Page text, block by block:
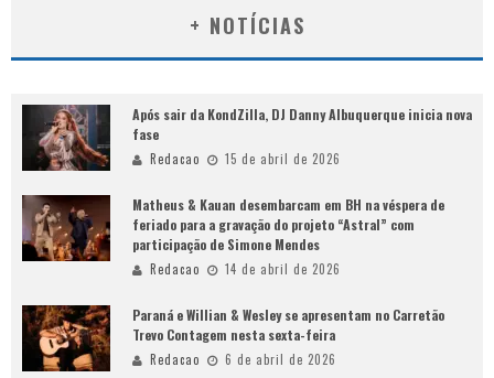
+ NOTÍCIAS
Após sair da KondZilla, DJ Danny Albuquerque inicia nova
fase
Redacao 15 de abril de 2026
Matheus & Kauan desembarcam em BH na véspera de
feriado para a gravação do projeto “Astral” com
participação de Simone Mendes
Redacao 14 de abril de 2026
Paraná e Willian & Wesley se apresentam no Carretão
Trevo Contagem nesta sexta-feira
Redacao 6 de abril de 2026